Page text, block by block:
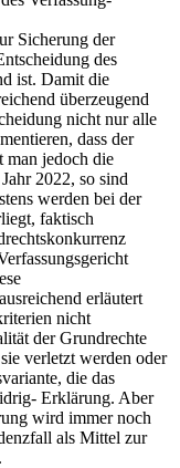
Sicherung der
des
ist. Damit die
überzeugend
nicht nur alle
dass der
man jedoch die
2022, so sind
werden bei der
faktisch
erläutert
nicht
der Grundrechte
verletzt werden oder
die das
Erklärung. Aber
wird immer noch
als Mittel zur